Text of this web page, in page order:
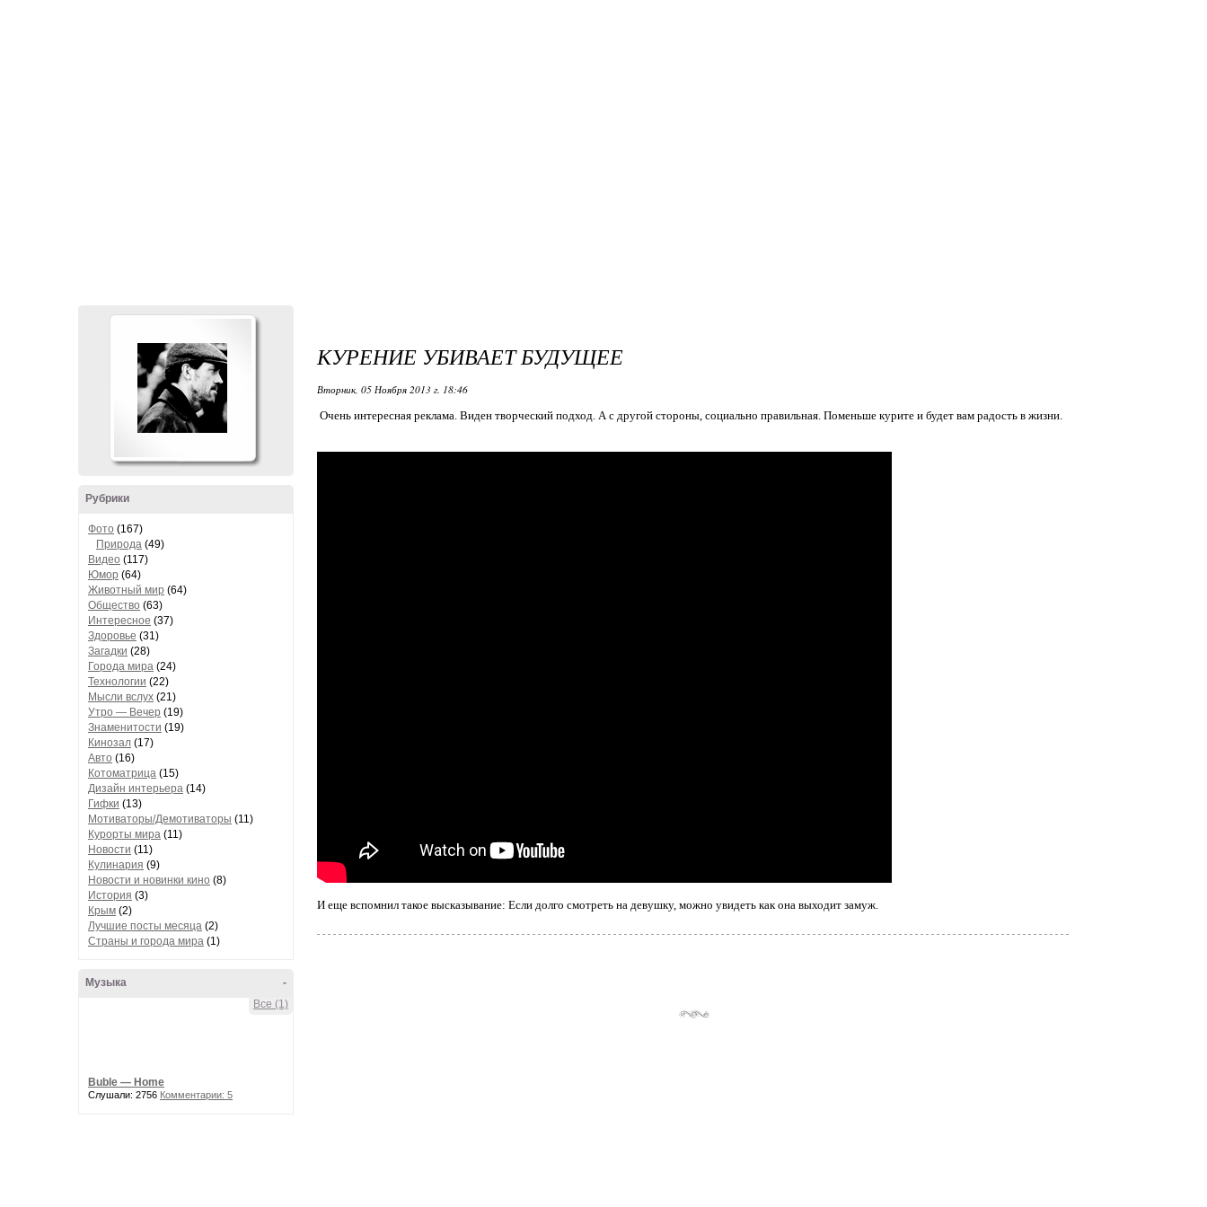
Рубрики
Фото (167)
Природа (49)
Видео (117)
Юмор (64)
Животный мир (64)
Общество (63)
Интересное (37)
Здоровье (31)
Загадки (28)
Города мира (24)
Технологии (22)
Мысли вслух (21)
Утро — Вечер (19)
Знаменитости (19)
Кинозал (17)
Авто (16)
Котоматрица (15)
Дизайн интерьера (14)
Гифки (13)
Мотиваторы/Демотиваторы (11)
Курорты мира (11)
Новости (11)
Кулинария (9)
Новости и новинки кино (8)
История (3)
Крым (2)
Лучшие посты месяца (2)
Страны и города мира (1)
-
Музыка
Все (1)
Buble — Home
Слушали: 2756 Комментарии: 5
КУРЕНИЕ УБИВАЕТ БУДУЩЕЕ
Вторник, 05 Ноября 2013 г. 18:46
Очень интересная реклама. Виден творческий подход. А с другой стороны, социально правильная. Поменьше курите и будет вам радость в жизни.
И еще вспомнил такое высказывание: Если долго смотреть на девушку, можно увидеть как она выходит замуж.